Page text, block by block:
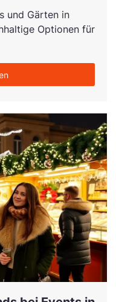
und Gärten in
Optionen für